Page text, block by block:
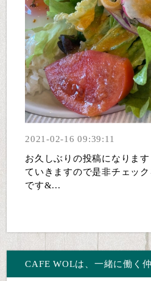
2021-02-16 09:39:11
お久しぶりの投稿になりま
ていきますので是非チェッ
です&...
CAFE WOLは、一緒に働く